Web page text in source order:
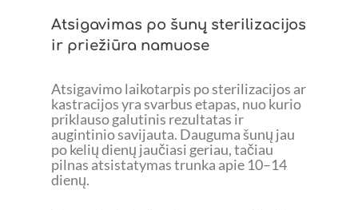
Atsigavimas po šunų sterilizacijos
ir priežiūra namuose
Atsigavimo laikotarpis po sterilizacijos ar
kastracijos yra svarbus etapas, nuo kurio
priklauso galutinis rezultatas ir
augintinio savijauta. Dauguma šunų jau
po kelių dienų jaučiasi geriau, tačiau
pilnas atsistatymas trunka apie 10–14
dienų.